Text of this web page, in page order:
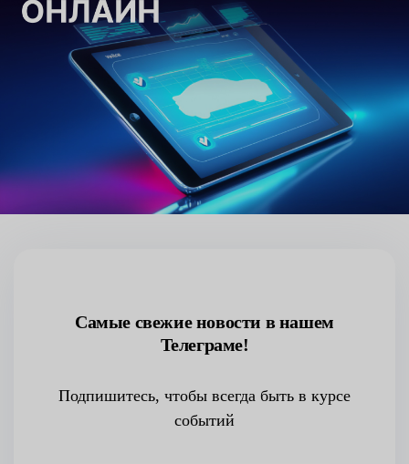
Самые свежие новости в нашем
Телеграме!
Подпишитесь, чтобы всегда быть в курсе
событий